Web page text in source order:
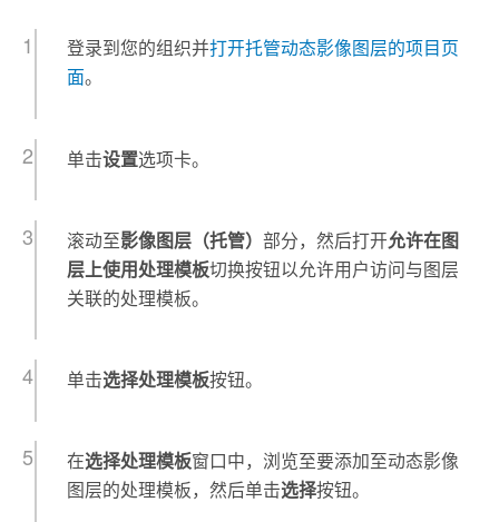
登录到您的组织并打开托管动态影像图层的项目页
面。
单击设置选项卡。
滚动至影像图层（托管） 部分，然后打开允许在图
层上使用处理模板切换按钮以允许用户访问与图层
关联的处理模板。
单击选择处理模板按钮。
在选择处理模板窗口中，浏览至要添加至动态影像
图层的处理模板，然后单击选择按钮。